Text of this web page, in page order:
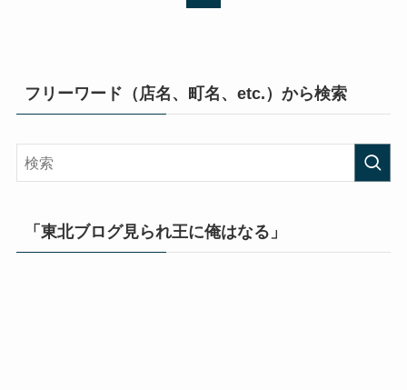
フリーワード（店名、町名、etc.）から検索
「東北ブログ見られ王に俺はなる」